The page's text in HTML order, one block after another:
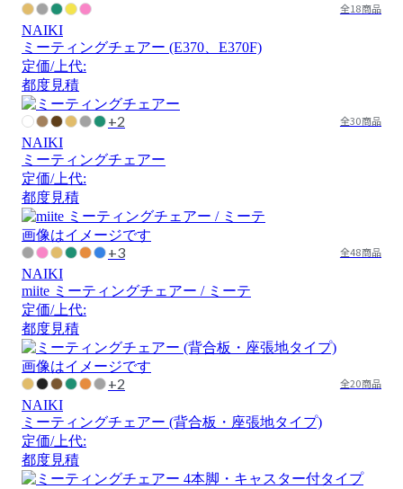
全18商品
NAIKI
ミーティングチェアー (E370、E370F)
定価/上代:
都度見積
+2 全30商品
NAIKI
ミーティングチェアー
定価/上代:
都度見積
画像はイメージです
+3 全48商品
NAIKI
miite ミーティングチェアー / ミーテ
定価/上代:
都度見積
画像はイメージです
+2 全20商品
NAIKI
ミーティングチェアー (背合板・座張地タイプ)
定価/上代:
都度見積